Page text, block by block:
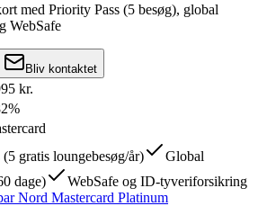
med Priority Pass (5 besøg), global
WebSafe
Bliv kontaktet
kr.
gratis loungebesøg/år)
Global
dage)
WebSafe og ID-tyveriforsikring
Nord Mastercard Platinum